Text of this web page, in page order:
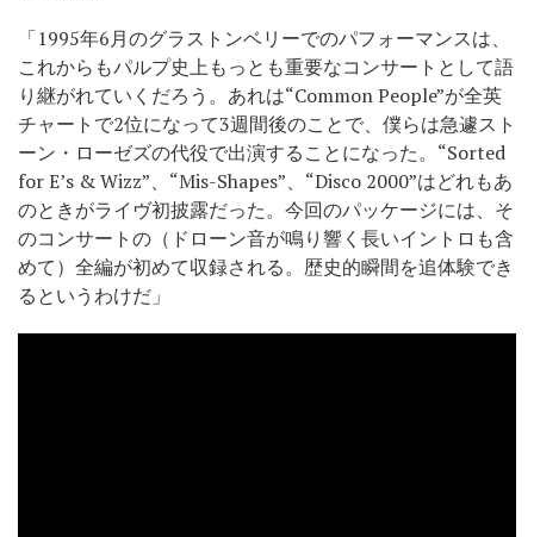
「1995年6月のグラストンベリーでのパフォーマンスは、
これからもパルプ史上もっとも重要なコンサートとして語
り継がれていくだろう。あれは“Common People”が全英
チャートで2位になって3週間後のことで、僕らは急遽スト
ーン・ローゼズの代役で出演することになった。“Sorted
for E’s & Wizz”、“Mis-Shapes”、“Disco 2000”はどれもあ
のときがライヴ初披露だった。今回のパッケージには、そ
のコンサートの（ドローン音が鳴り響く長いイントロも含
めて）全編が初めて収録される。歴史的瞬間を追体験でき
るというわけだ」